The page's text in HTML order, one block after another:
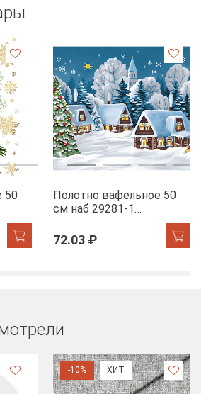
50
Полотно вафельное 50
см наб 29281-1
72.03 ₽
-10% ХИТ